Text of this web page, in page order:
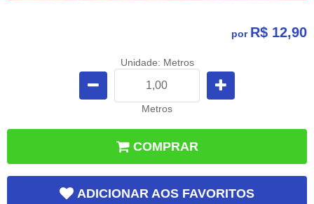
por R$ 12,90
Unidade: Metros
Metros
COMPRAR
ADICIONAR AOS FAVORITOS